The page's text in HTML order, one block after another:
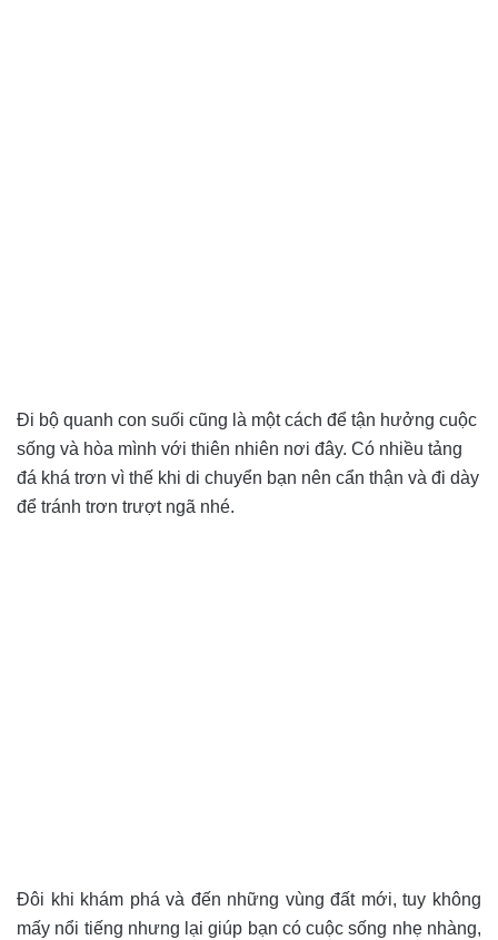
Đi bộ quanh con suối cũng là một cách để tận hưởng cuộc
sống và hòa mình với thiên nhiên nơi đây. Có nhiều tảng
đá khá trơn vì thế khi di chuyển bạn nên cẩn thận và đi dày
để tránh trơn trượt ngã nhé.
Đôi khi khám phá và đến những vùng đất mới, tuy không
mấy nổi tiếng nhưng lại giúp bạn có cuộc sống nhẹ nhàng,